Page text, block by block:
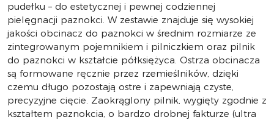
pudełku – do estetycznej i pewnej codziennej
pielęgnacji paznokci. W zestawie znajduje się wysokiej
jakości obcinacz do paznokci w średnim rozmiarze ze
zintegrowanym pojemnikiem i pilniczkiem oraz pilnik
do paznokci w kształcie półksiężyca. Ostrza obcinacza
są formowane ręcznie przez rzemieślników, dzięki
czemu długo pozostają ostre i zapewniają czyste,
precyzyjne cięcie. Zaokrąglony pilnik, wygięty zgodnie z
kształtem paznokcia, o bardzo drobnej fakturze (ultra